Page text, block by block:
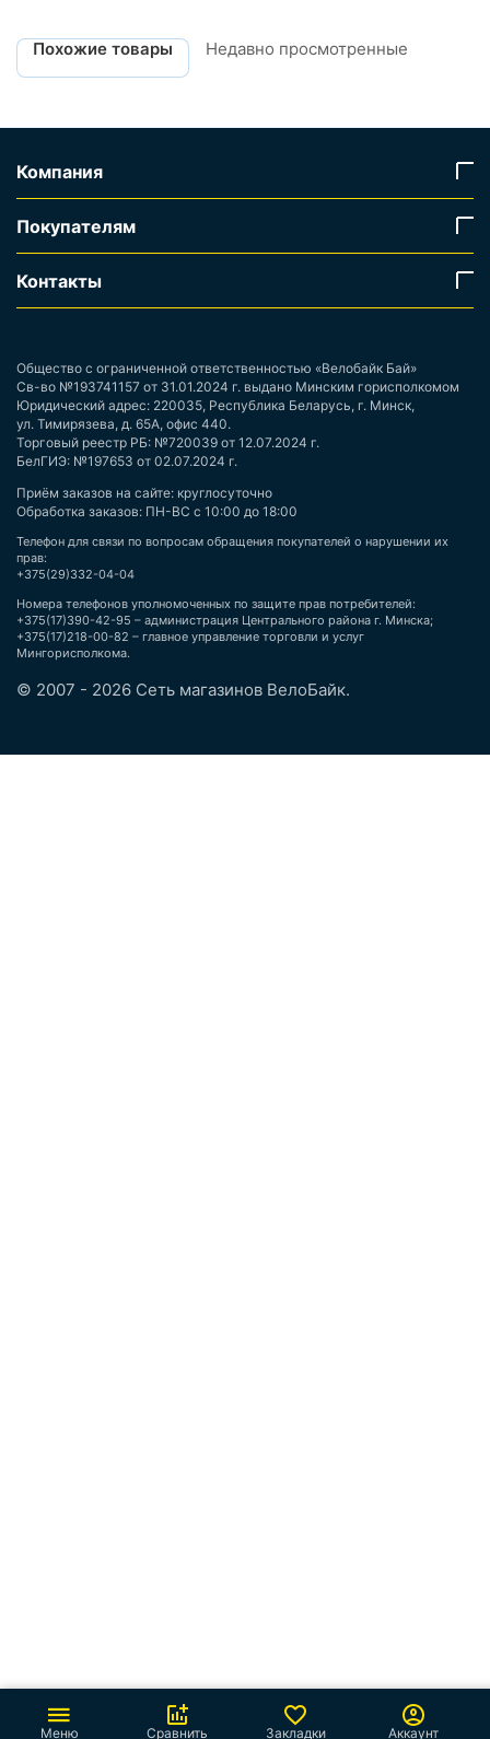
Похожие товары Недавно просмотренные
Компания
Покупателям
Контакты
Общество с ограниченной ответственностью «Велобайк Бай»
Св-во №193741157 от 31.01.2024 г. выдано Минским горисполкомом
Юридический адрес: 220035, Республика Беларусь, г. Минск,
ул. Тимирязева, д. 65А, офис 440.
Торговый реестр РБ: №720039 от 12.07.2024 г.
БелГИЭ: №197653 от 02.07.2024 г.
Приём заказов на сайте: круглосуточно
Обработка заказов: ПН-ВС с 10:00 до 18:00
Телефон для связи по вопросам обращения покупателей о нарушении их
прав:
+375(29)332-04-04
Номера телефонов уполномоченных по защите прав потребителей:
+375(17)390-42-95 – администрация Центрального района г. Минска;
+375(17)218-00-82 – главное управление торговли и услуг
Мингорисполкома.
© 2007 - 2026 Сеть магазинов ВелоБайк.
Меню Закладки
Сравнить Аккаунт